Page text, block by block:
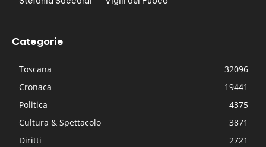
Categorie
Toscana
32096
Cronaca
19441
Politica
4375
Cultura & Spettacolo
3871
Diritti
2721